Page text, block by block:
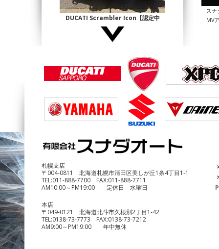
DUCATI Scrambler Icon【認定中
古】
¥1,140,000
¥690,000
スナ
MV
札幌支店
〒004-0811 北海道札幌市清田区美しが丘1条4丁目1-1
TEL:011-888-7700 FAX:011-888-7711
AM10:00～PM19:00 定休日 水曜日
本店
〒049-0121 北海道北斗市久根別2丁目1-42
TEL:0138-73-7773 FAX:0138-73-7212
AM9:00～PM19:00 年中無休